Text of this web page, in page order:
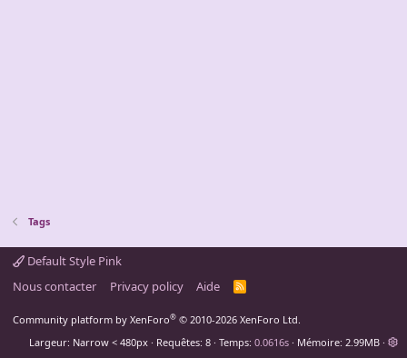
Tags
Default Style Pink
Nous contacter
Privacy policy Aide
R
Community platform by XenForo® © 2010-2026 XenForo Ltd.
Largeur
Requêtes 8 Temps 0.0616s Mémoire 2.99MB